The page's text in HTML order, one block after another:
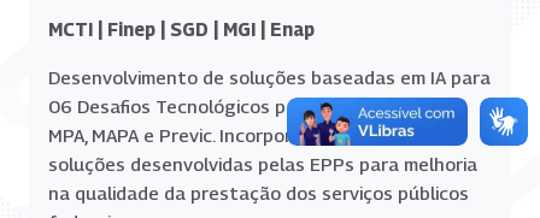
MCTI | Finep | SGD | MGI | Enap
Desenvolvimento de soluções baseadas em IA para
06 Desafios Tecnológicos para ITI, HCPOA, RFB
MPA, MAPA e Previc. Incorporação/adoção das
soluções desenvolvidas pelas EPPs para melhoria
na qualidade da prestação dos serviços públicos